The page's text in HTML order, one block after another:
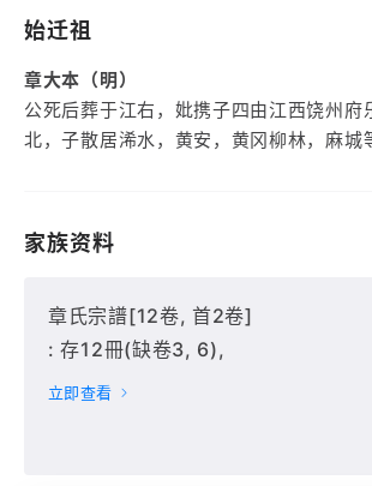
始迁祖
章大本（明）
公死后葬于江右，妣携子四由江西饶州府
北，子散居浠水，黄安，黄冈柳林，麻城
家族资料
章氏宗譜[12卷, 首2卷]
: 存12冊(缺卷3, 6),
立即查看